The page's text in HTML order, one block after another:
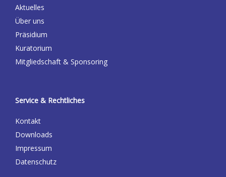
Aktuelles
Über uns
Präsidium
Kuratorium
Mitgliedschaft & Sponsoring
Service & Rechtliches
Kontakt
Downloads
Impressum
Datenschutz